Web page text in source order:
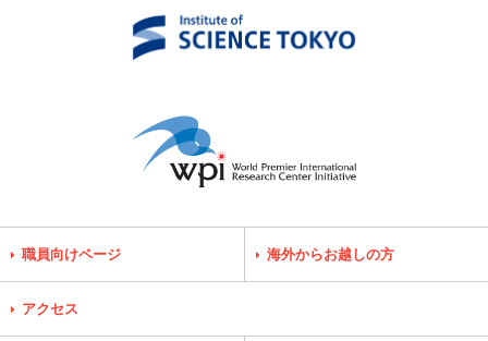
職員向けページ 海外からお越しの方
アクセス